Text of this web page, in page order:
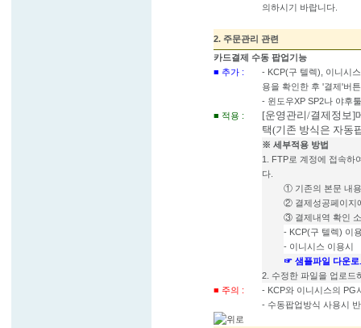
의하시기 바랍니다.
2. 주문관리 관련
카드결제 수동 팝업기능
■ 추가 :
- KCP(구 텔렉), 이니시
용을 확인한 후 '결제'버
- 윈도우XP SP2나 야후
■ 적용 :
[운영관리/결제정보]
택(기존 방식은 자동
※ 세부적용 방법
1. FTP로 계정에 접속하
다.
① 기존의 본문 내
② 결제성공페이지
③ 결제내역 확인
- KCP(구 텔렉) 이
- 이니시스 이용시
☞ 샘플파일 다운로
2. 수정한 파일을 업로드
■ 주의 :
- KCP와 이니시스의 PG
- 수동팝업방식 사용시